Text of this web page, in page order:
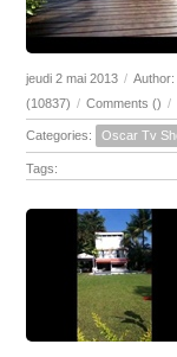
jeudi 2 mai 2013 /
(10837) / Comments () /
Categories: Oscar Tv
Tags: